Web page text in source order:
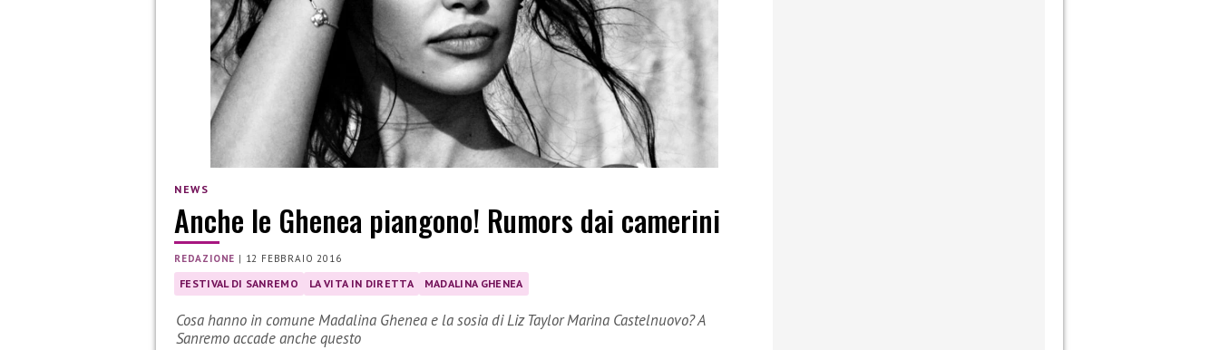
NEWS
Anche le Ghenea piangono! Rumors dai camerini
REDAZIONE | 12 FEBBRAIO 2016
FESTIVAL DI SANREMO LA VITA IN DIRETTA MADALINA GHENEA
Cosa hanno in comune Madalina Ghenea e la sosia di Liz Taylor Marina Castelnuovo? A
Sanremo accade anche questo